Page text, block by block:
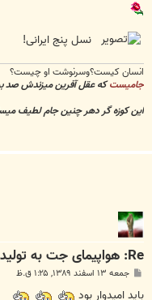
نسل پنج ایرانی!
انسان کیست؟وسرنوشت او چیست؟
جامیستکه عقل آفرین میزندش صد
این کوزه گر دهر چنین جام لطیف
Re: هواپیمای جت به تولید انبوه می رسد
ت
جمعه ۱۳ اسفند ۱۳۸۹, ۱:۲۵ ق.ظ
باید امیدوار بود